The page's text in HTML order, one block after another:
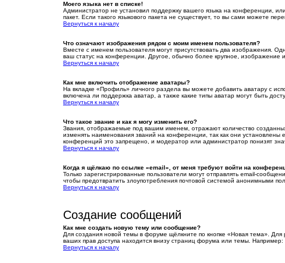
Моего языка нет в списке!
Администратор не установил поддержку вашего языка на конференции,
пакет. Если такого языкового пакета не существует, то вы сами можете
Вернуться к началу
Что означают изображения рядом с моим именем пользователя?
Вместе с именем пользователя могут присутствовать два изображения.
ваш статус на конференции. Другое, обычно более крупное, изображение
Вернуться к началу
Как мне включить отображение аватары?
На вкладке «Профиль» личного раздела вы можете добавить аватару с
включена ли поддержка аватар, а также какие типы аватар могут быть
Вернуться к началу
Что такое звание и как я могу изменить его?
Звания, отображаемые под вашим именем, отражают количество
изменять наименования званий на конференции, так как они
конференций это запрещено, и модератор или администратор понизят
Вернуться к началу
Когда я щёлкаю по ссылке «email», от меня требуют войти на
Только зарегистрированные пользователи могут отправлять email-
чтобы предотвратить злоупотребления почтовой системой анонимными
Вернуться к началу
Создание сообщений
Как мне создать новую тему или сообщение?
Для создания новой темы в форуме щёлкните по кнопке «Новая тема».
ваших прав доступа находится внизу страниц форума или темы.
Вернуться к началу